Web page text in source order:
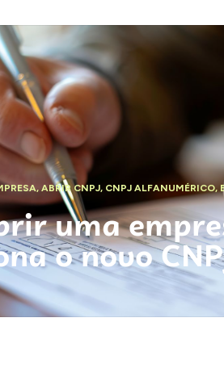
,ABRIR CNPJ, CNPJ ALFANUMÉRICO,
uma
o novo